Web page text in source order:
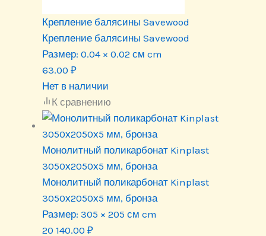
Крепление балясины Savewood
Крепление балясины Savewood
Размер: 0.04 × 0.02 см cm
63.00 ₽
Нет в наличии
К сравнению
Монолитный поликарбонат Kinplast
3050х2050х5 мм, бронза
Монолитный поликарбонат Kinplast
3050х2050х5 мм, бронза
Размер: 305 × 205 см cm
20 140.00 ₽